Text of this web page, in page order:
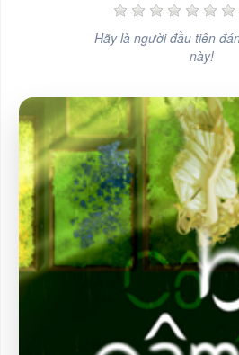
Hãy là người đầu tiên
này!